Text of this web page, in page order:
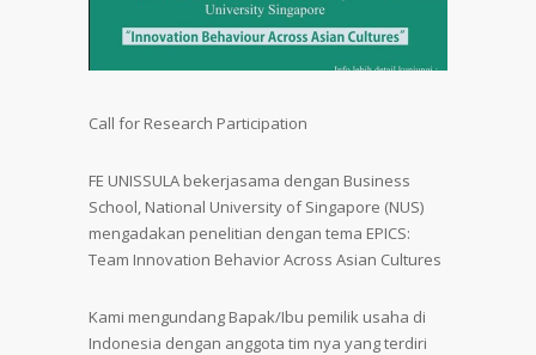
Call for Research Participation
FE UNISSULA bekerjasama dengan Business
School, National University of Singapore (NUS)
mengadakan penelitian dengan tema EPICS:
Team Innovation Behavior Across Asian Cultures
Kami mengundang Bapak/Ibu pemilik usaha di
Indonesia dengan anggota tim nya yang terdiri